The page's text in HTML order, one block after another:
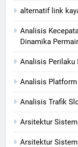
alternatif link
Analisis
Dinamika
Analisis Perilaku
Analisis Platform
Analisis Trafik
Arsitektur
Arsitektur